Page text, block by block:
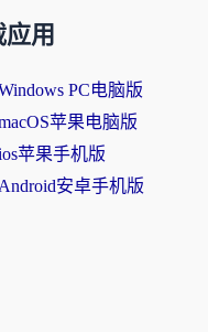
应用
PC电脑版
苹果电脑版
苹果手机版
安卓手机版